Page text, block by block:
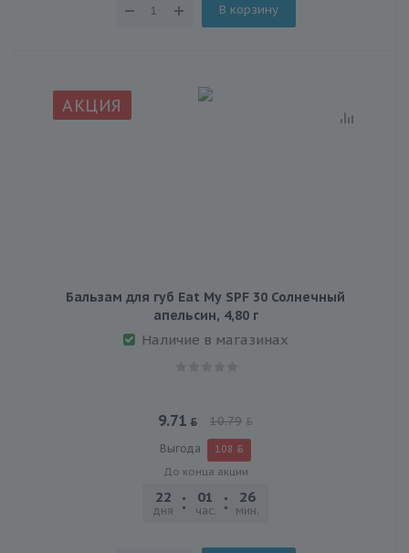
В корзину
АКЦИЯ
Бальзам для губ Eat My SPF 30 Солнечный
апельсин, 4,80 г
Наличие в магазинах
9.71 10.79
Выгода 1.08
До конца акции
22
дня
01
час.
26
мин.